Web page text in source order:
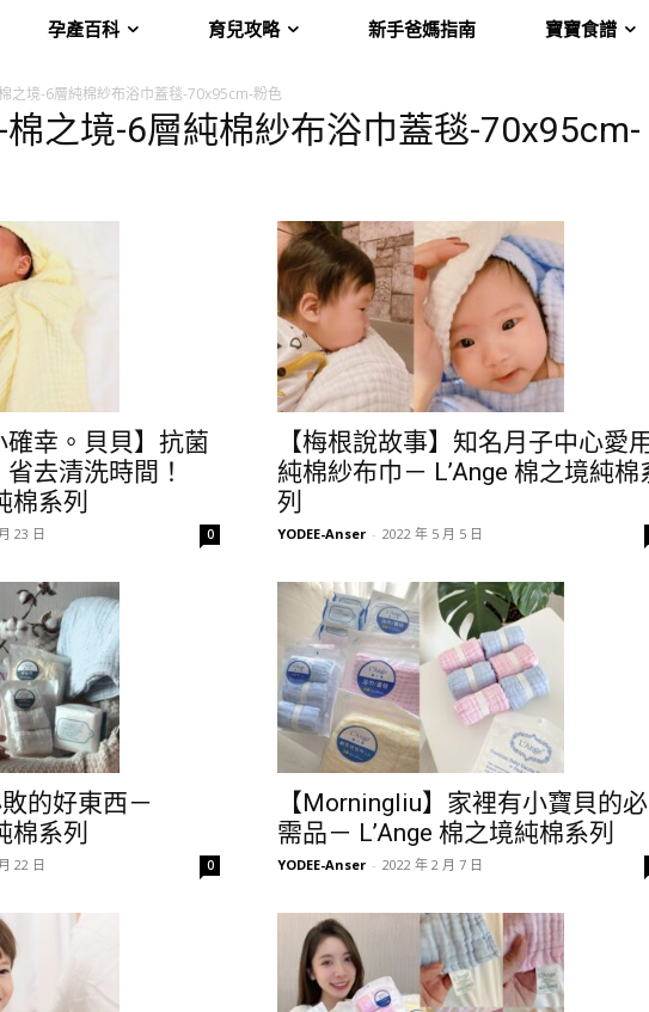
孕產百科 育兒攻略 新手爸媽指南 寶寶食譜
之境-6層純棉紗布浴巾蓋毯-70x95cm-粉色
棉之境-6層純棉紗布浴巾蓋毯-70x95cm-
確幸。貝貝】抗菌
去清洗時間！
棉系列
23 日 0
【梅根說故事】知名月子中心愛用
純棉紗布巾－ L’Ange 棉之境純棉
列
YODEE-Anser - 2022 年 5 月 5 日
的好東西－
棉系列
22 日 0
【Morningliu】家裡有小寶貝的必
需品－ L’Ange 棉之境純棉系列
YODEE-Anser - 2022 年 2 月 7 日